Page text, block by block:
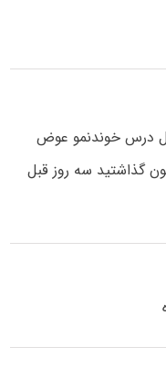
درس خوندنمو عوض
گذاشتید سه روز قبل